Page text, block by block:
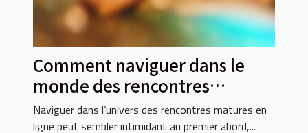
Comment naviguer dans le
monde des rencontres
matures en ligne ?
Naviguer dans l’univers des rencontres matures en
ligne peut sembler intimidant au premier abord,...